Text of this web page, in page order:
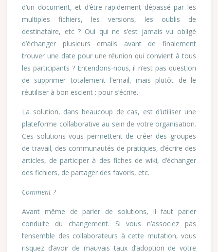
d’un document, et d’être rapidement dépassé par les
multiples fichiers, les versions, les oublis de
destinataire, etc ? Oui qui ne s’est jamais vu obligé
d’échanger plusieurs emails avant de finalement
trouver une date pour une réunion qui convient à tous
les participants ? Entendons-nous, il n’est pas question
de supprimer totalement l’email, mais plutôt de le
réutiliser à bon escient : pour s’écrire.
La solution, dans beaucoup de cas, est d’utiliser une
plateforme collaborative au sein de votre organisation.
Ces solutions vous permettent de créer des groupes
de travail, des communautés de pratiques, d’écrire des
articles, de participer à des fiches de wiki, d’échanger
des fichiers, de partager des favoris, etc.
Comment ?
Avant même de parler de solutions, il faut parler
conduite du changement. Si vous n’associez pas
l’ensemble des collaborateurs à cette mutation, vous
risquez d’avoir de mauvais taux d’adoption de votre